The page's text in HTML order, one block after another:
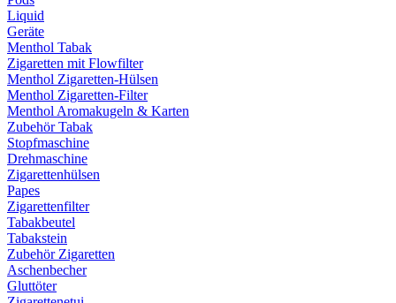
Liquid
Geräte
Menthol Tabak
Zigaretten mit Flowfilter
Menthol Zigaretten-Hülsen
Menthol Zigaretten-Filter
Menthol Aromakugeln & Karten
Zubehör Tabak
Stopfmaschine
Drehmaschine
Zigarettenhülsen
Papes
Zigarettenfilter
Tabakbeutel
Tabakstein
Zubehör Zigaretten
Aschenbecher
Gluttöter